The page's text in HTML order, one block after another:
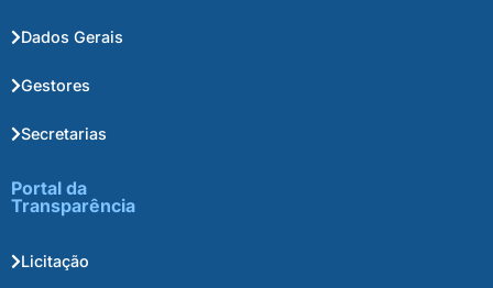
Dados Gerais
Gestores
Secretarias
Portal da
Transparência
Licitação